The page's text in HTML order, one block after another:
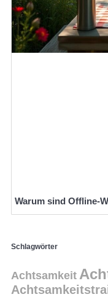
Warum sind Offline-
Schlagwörter
Achtsamkeit